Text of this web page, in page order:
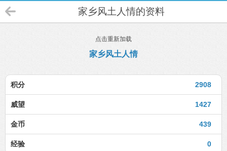
家乡风土人情的资料
点击重新加载
家乡风土人情
2908
积分
1427
威望
439
金币
0
经验